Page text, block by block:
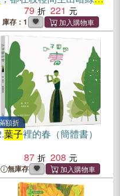
79 221
庫存：1
額折
葉子裡的春（簡體書）
87
208
無庫存